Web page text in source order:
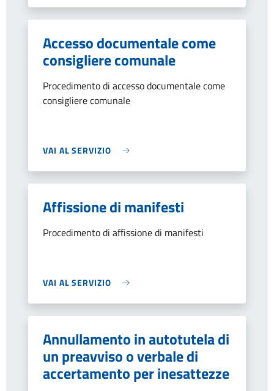
Accesso documentale come
consigliere comunale
Procedimento di accesso documentale come
consigliere comunale
VAI AL SERVIZIO
Affissione di manifesti
Procedimento di affissione di manifesti
VAI AL SERVIZIO
Annullamento in autotutela di
un preavviso o verbale di
accertamento per inesattezze